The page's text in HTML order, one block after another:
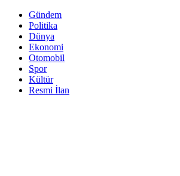
Gündem
Politika
Dünya
Ekonomi
Otomobil
Spor
Kültür
Resmi İlan